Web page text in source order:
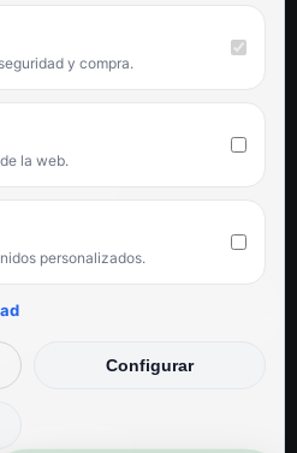
5 EN GOOGLE
y siempre dan respuesta.
SitiosWebPRO
y compra.
la web.
personalizados.
Configurar